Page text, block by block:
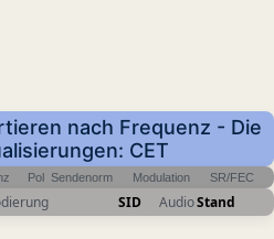
nach Frequenz - Die
CET
Pol Sendenorm Modulation SR/FEC
SID AudioStand